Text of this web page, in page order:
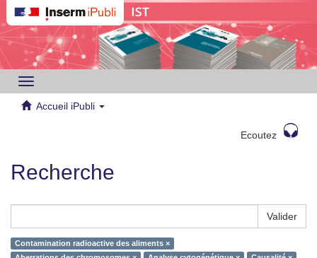
Toggle
navigation
Accueil iPubli
Ecoutez
Recherche
Valider
Contamination radioactive des aliments ×